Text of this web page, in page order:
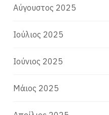
Αύγουστος 2025
Ιούλιος 2025
Ιούνιος 2025
Μάιος 2025